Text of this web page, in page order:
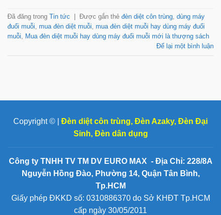
Đã đăng trong Tin tức Được gắn thẻ đèn diệt côn trùng, dùng máy
đuổi muỗi, mua đèn diệt muỗi, mua đèn diệt muỗi hay dùng máy đuổi
muỗi, Mua đèn diệt muỗi hay dùng máy đuổi muỗi mới là thượng sách
Để lại một bình luận
Copyright © | Đèn diệt côn trùng, Đèn Azaky, Đèn Đại
Sinh, Đèn dân dụng
Công ty TNHH TV TM DV EURO MAX - Địa Chỉ: 228/8A
Nguyễn Hồng Đào, Phường 14, Quận Tân Bình,
Tp.HCM
Giấy phép ĐKKD số: 0310886370 do Sở KHĐT Tp.HCM
cấp ngày 30/05/2011